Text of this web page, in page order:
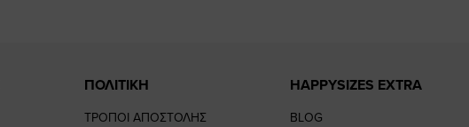
ΠΟΛΙΤΙΚΗ
ΤΡΟΠΟΙ ΑΠΟΣΤΟΛΗΣ
HAPPYSIZES EXTRA
BLOG